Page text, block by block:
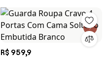
R$ 959,9